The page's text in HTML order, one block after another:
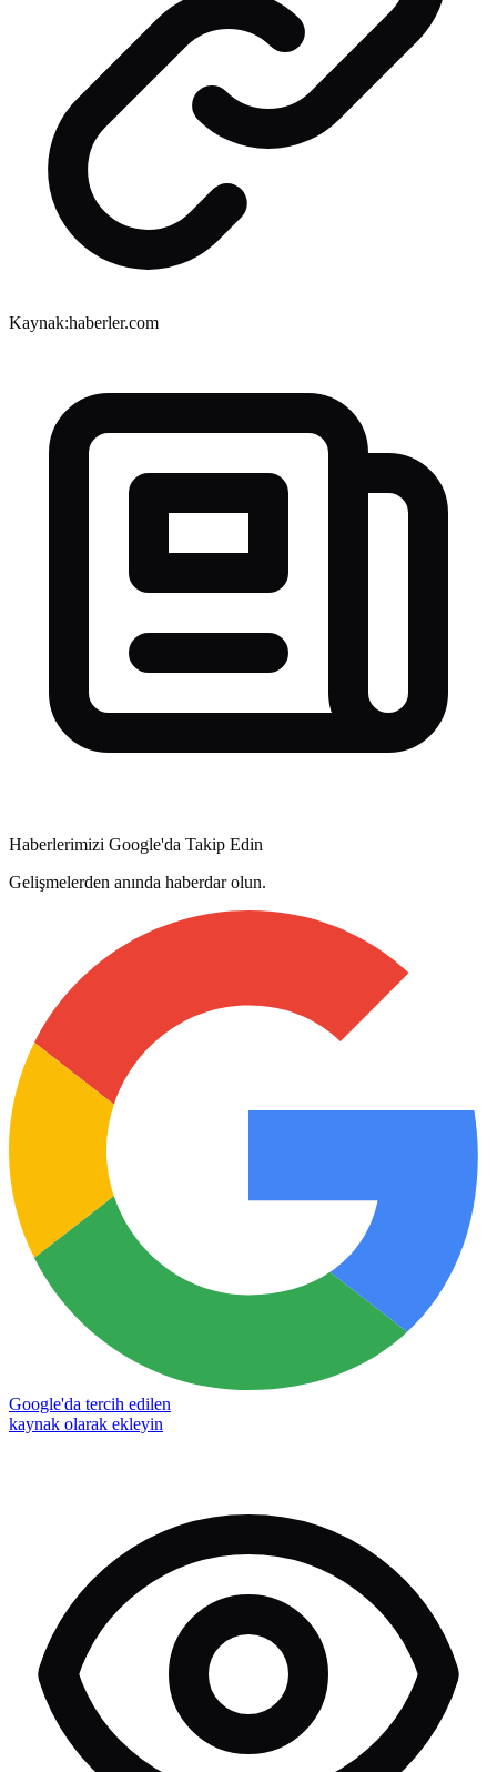
Kaynak:haberler.com
Haberlerimizi Google'da Takip Edin
Gelişmelerden anında haberdar olun.
Google'da tercih edilen
kaynak olarak ekleyin